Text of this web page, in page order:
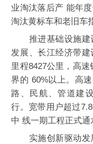
业淘汰落后产 能年
淘汰黄标车和老旧车
推进基础设施建
发展、长江经济带
里程8427公里，高
界的 60%以上。高
路、民航、管道建
行。宽带用户超过
中 线一期工程正式通
实施创新驱动发